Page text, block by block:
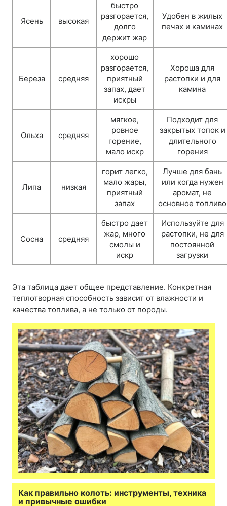
Ясень высокая
быстро
разгорается,
долго
держит жар
Удобен в жилых
печах и каминах
Береза средняя
хорошо
разгорается,
приятный
запах, дает
искры
Хороша для
растопки и для
камина
Ольха средняя
мягкое,
ровное
горение,
мало искр
Подходит для
закрытых топок и
длительного
горения
Липа низкая
горит легко,
мало жары,
приятный
запах
Лучше для бань
или когда нужен
аромат, не
основное топливо
Сосна средняя
быстро дает
жар, много
смолы и
искр
Используйте для
растопки, не для
постоянной
загрузки
Эта таблица дает общее представление. Конкретная
теплотворная способность зависит от влажности и
качества топлива, а не только от породы.
Как правильно колоть: инструменты, техника
и привычные ошибки